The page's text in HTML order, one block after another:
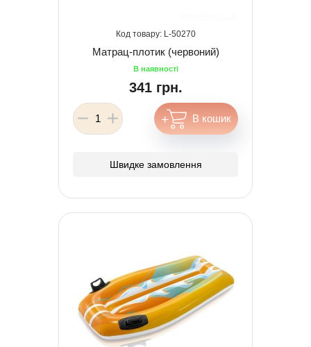
50270
Матрац-плотик (червоний)
341 грн.
Швидке замовлення